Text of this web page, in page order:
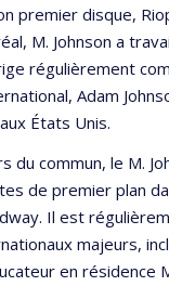
premier disque,
M. Johnson a
régulièrement
Adam
États Unis.
du commun, le M.
de premier plan
Il est
majeurs,
en